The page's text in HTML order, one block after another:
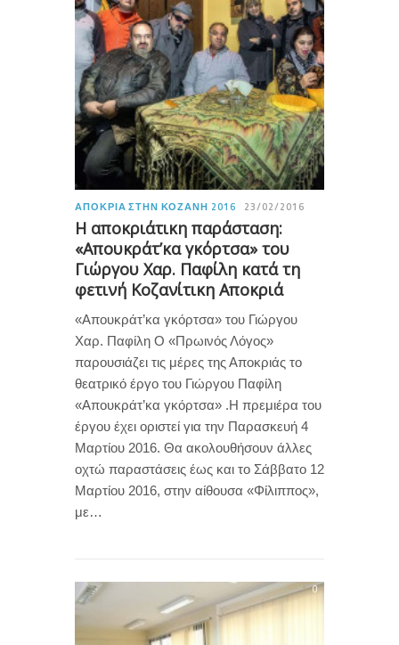
ΑΠΟΚΡΙΆ ΣΤΗΝ ΚΟΖΆΝΗ 2016 23/02/2016
Η αποκριάτικη παράσταση:
«Απουκράτ’κα γκόρτσα» του
Γιώργου Χαρ. Παφίλη κατά τη
φετινή Κοζανίτικη Αποκριά
«Απουκράτ’κα γκόρτσα» του Γιώργου
Χαρ. Παφίλη Ο «Πρωινός Λόγος»
παρουσιάζει τις μέρες της Αποκριάς το
θεατρικό έργο του Γιώργου Παφίλη
«Απουκράτ’κα γκόρτσα» .Η πρεμιέρα του
έργου έχει οριστεί για την Παρασκευή 4
Μαρτίου 2016. Θα ακολουθήσουν άλλες
οχτώ παραστάσεις έως και το Σάββατο 12
Μαρτίου 2016, στην αίθουσα «Φίλιππος»,
με…
0